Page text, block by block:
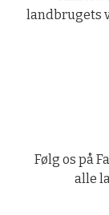
landbrugets
Følg os på
alle